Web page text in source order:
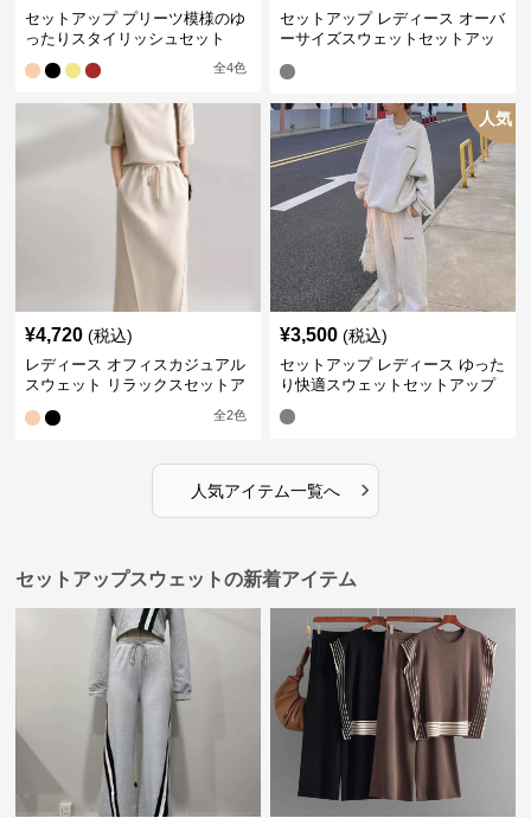
セットアップ プリーツ模様のゆ
ったりスタイリッシュセット
全4色
セットアップ レディース オーバ
ーサイズスウェットセットアッ
¥4,720 (税込)
レディース オフィスカジュアル
スウェット リラックスセットア
全2色
人気
¥3,500 (税込)
セットアップ レディース ゆった
り快適スウェットセットアップ
人気アイテム一覧へ ›
セットアップスウェットの新着アイテム